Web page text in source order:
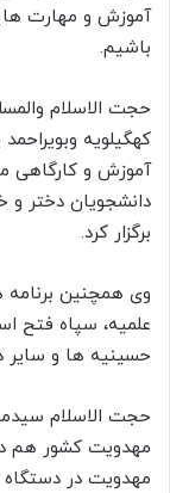
آموزش و مهارت
باشیم.
حجت الاسلام
کهگیلویه
آموزش و کارگاهی
دانشجویان دختر و
برگزار کرد.
وی همچنین
علمیه، سپاه فتح
حسینیه ها و سایر
حجت الاسلام
مهدویت کشور هم
مهدویت در